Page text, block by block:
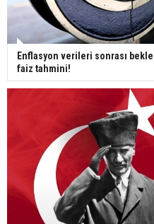
Enflasyon verileri sonrası
faiz tahmini!